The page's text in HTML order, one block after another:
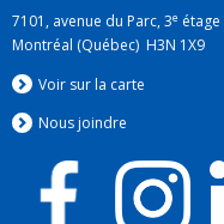
7101, avenue du Parc, 3e étage
Montréal (Québec) H3N 1X9
Voir sur la carte
Nous joindre